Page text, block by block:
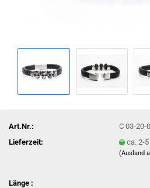
Art.Nr.:
C 03-20-
Lieferzeit:
ca. 2-
(Ausland
Länge :